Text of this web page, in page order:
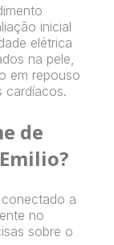
inicial
elétrica
na pele,
em repouso
cardíacos.
de
a
no
sobre o